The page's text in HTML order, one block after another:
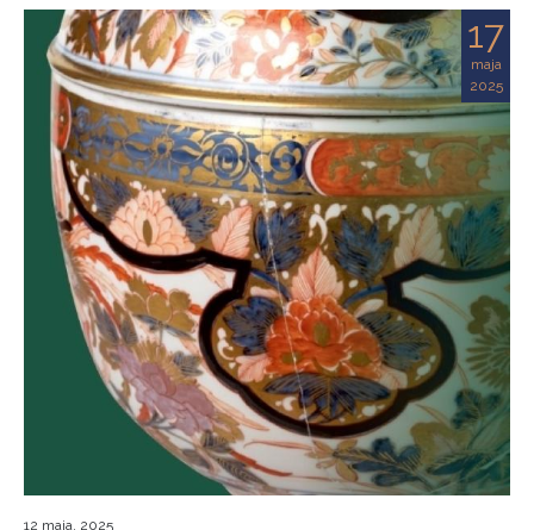
17
maja
2025
12 maja, 2025